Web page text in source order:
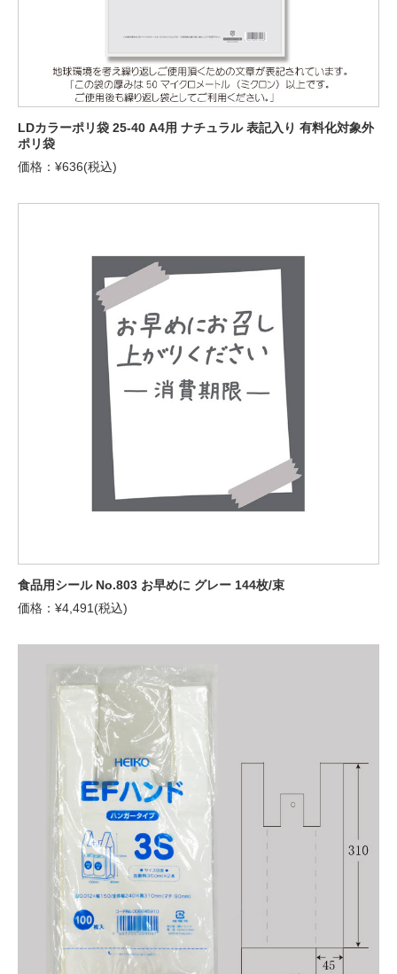
LDカラーポリ袋 25-40 A4用 ナチュラル 表記入り 有料化対象外
ポリ袋
価格：¥636(税込)
食品用シール No.803 お早めに グレー 144枚/束
価格：¥4,491(税込)